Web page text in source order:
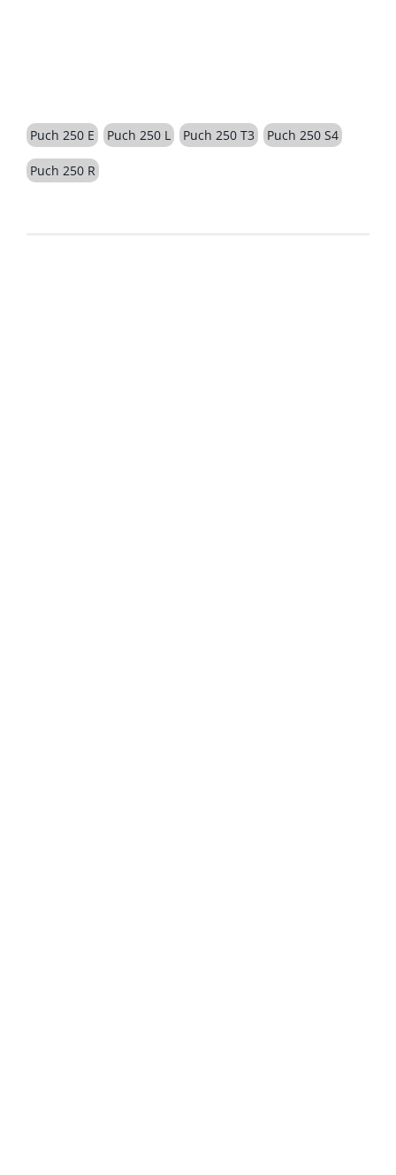
Puch 250 E Puch 250 L Puch 250 T3 Puch 250 S4
Puch 250 R